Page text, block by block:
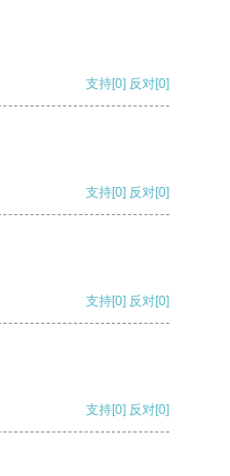
支持[0] 反对[0]
支持[0] 反对[0]
支持[0] 反对[0]
支持[0] 反对[0]